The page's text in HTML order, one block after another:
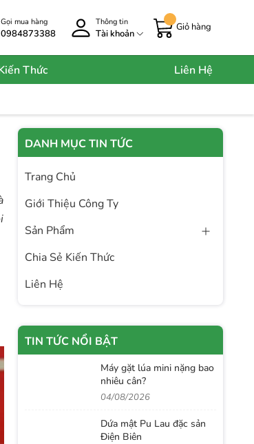
Gọi mua hàng
0984873388
Thông tin
Tài khoản
Giỏ hàng
Thức Liên Hệ
DANH MỤC TIN TỨC
Trang Chủ
Giới Thiệu Công Ty
Sản Phẩm
Chia Sẻ Kiến Thức
Liên Hệ
TIN TỨC NỔI BẬT
Máy gặt lúa mini nặng bao
nhiêu cân?
04/08/2026
Dứa mật Pu Lau đặc sản
Điện Biên